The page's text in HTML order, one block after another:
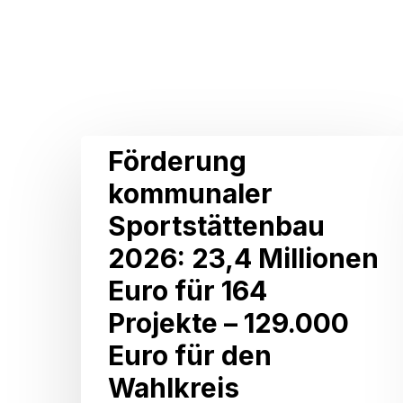
Förderung
kommunaler
Sportstättenbau
2026:
23,4
Millionen
Euro
164
Förderung
kommunaler
Sportstättenbau
2026: 23,4 Millionen
Euro für 164
Projekte – 129.000
Euro für den
Wahlkreis